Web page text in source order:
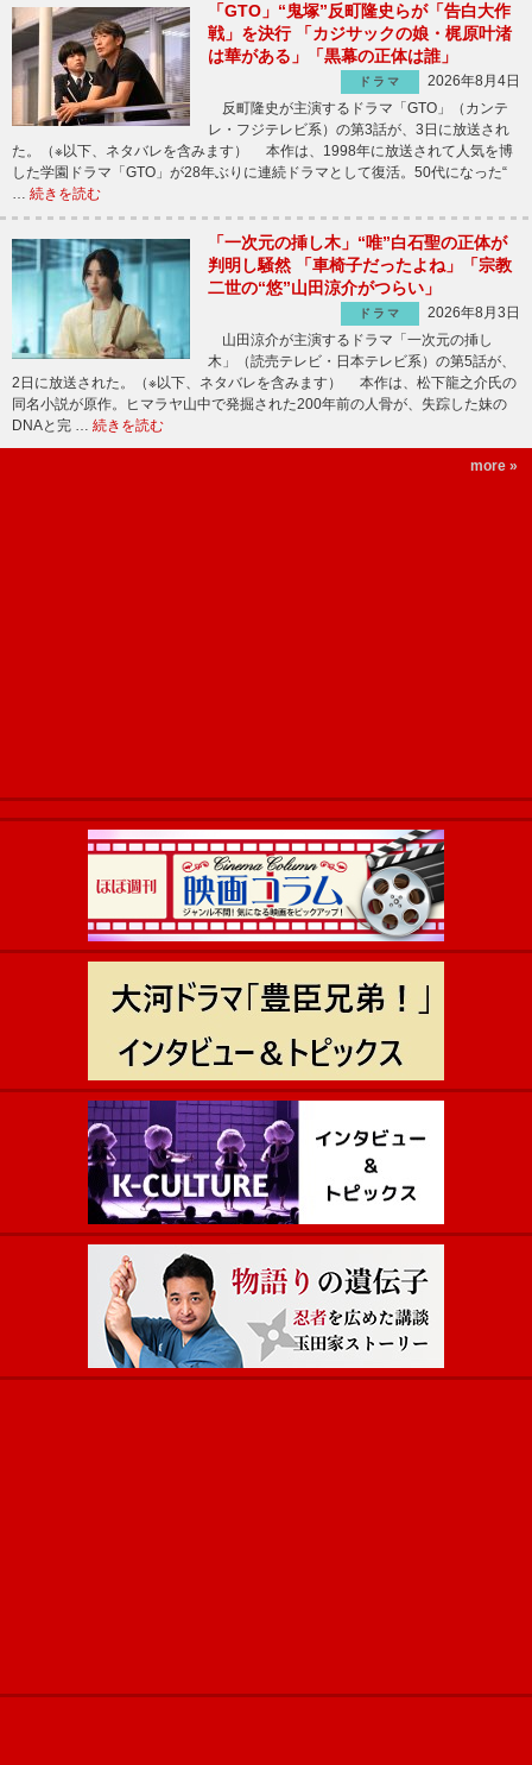
「GTO」“鬼塚”反町隆史らが「告白大作
戦」を決行 「カジサックの娘・梶原叶渚
は華がある」「黒幕の正体は誰」
ドラマ
2026年8月4日
反町隆史が主演するドラマ「GTO」（カンテ
レ・フジテレビ系）の第3話が、3日に放送され
た。（※以下、ネタバレを含みます） 本作は、1998年に放送されて人気を博
した学園ドラマ「GTO」が28年ぶりに連続ドラマとして復活。50代になった“
… 続きを読む
「一次元の挿し木」“唯”白石聖の正体が
判明し騒然 「車椅子だったよね」「宗教
二世の“悠”山田涼介がつらい」
ドラマ
2026年8月3日
山田涼介が主演するドラマ「一次元の挿し
木」（読売テレビ・日本テレビ系）の第5話が、
2日に放送された。（※以下、ネタバレを含みます） 本作は、松下龍之介氏の
同名小説が原作。ヒマラヤ山中で発掘された200年前の人骨が、失踪した妹の
DNAと完 … 続きを読む
more »